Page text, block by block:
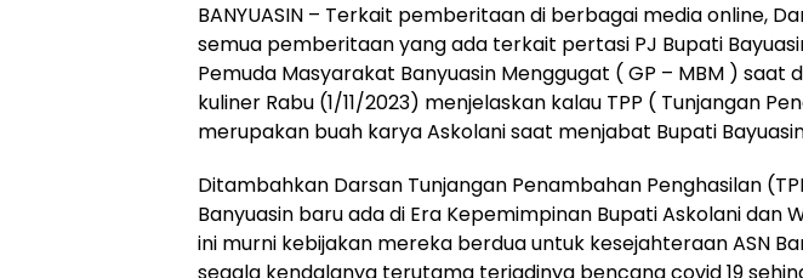
BANYUASIN – Terkait pemberitaan di berbagai media online,
semua pemberitaan yang ada terkait pertasi PJ Bupati
Pemuda Masyarakat Banyuasin Menggugat ( GP – MBM ) saat
kuliner Rabu (1/11/2023) menjelaskan kalau TPP ( Tunjangan
merupakan buah karya Askolani saat menjabat Bupati
Ditambahkan Darsan Tunjangan Penambahan Penghasilan
Banyuasin baru ada di Era Kepemimpinan Bupati Askolani dan
ini murni kebijakan mereka berdua untuk kesejahteraan ASN